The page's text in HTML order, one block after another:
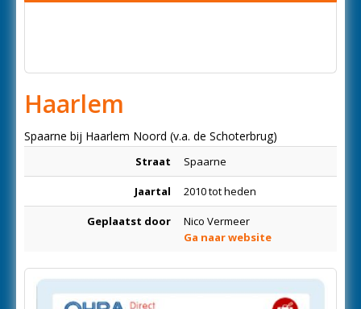
Haarlem
Spaarne bij Haarlem Noord (v.a. de Schoterbrug)
Straat Spaarne
Jaartal 2010 tot heden
Geplaatst door
Nico Vermeer
Ga naar website